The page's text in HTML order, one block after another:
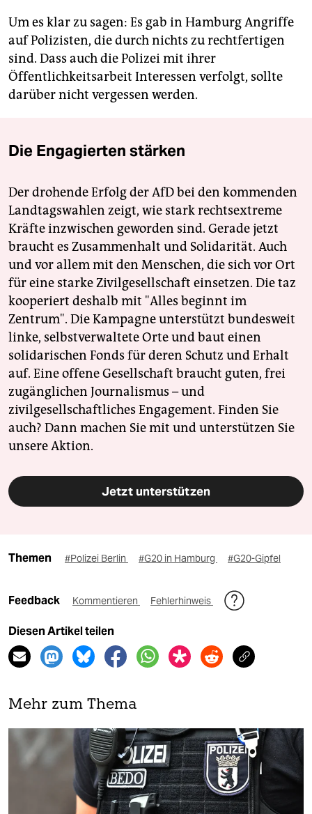
Um es klar zu sagen: Es gab in Hamburg Angriffe
auf Polizisten, die durch nichts zu rechtfertigen
sind. Dass auch die Polizei mit ihrer
Öffentlichkeitsarbeit Interessen verfolgt, sollte
darüber nicht vergessen werden.
Die Engagierten stärken
Der drohende Erfolg der AfD bei den kommenden
Landtagswahlen zeigt, wie stark rechtsextreme
Kräfte inzwischen geworden sind. Gerade jetzt
braucht es Zusammenhalt und Solidarität. Auch
und vor allem mit den Menschen, die sich vor Ort
für eine starke Zivilgesellschaft einsetzen. Die taz
kooperiert deshalb mit "Alles beginnt im
Zentrum". Die Kampagne unterstützt bundesweit
linke, selbstverwaltete Orte und baut einen
solidarischen Fonds für deren Schutz und Erhalt
auf. Eine offene Gesellschaft braucht guten, frei
zugänglichen Journalismus – und
zivilgesellschaftliches Engagement. Finden Sie
auch? Dann machen Sie mit und unterstützen Sie
unsere Aktion.
Jetzt unterstützen
Themen #Polizei Berlin #G20 in Hamburg #G20-Gipfel
Feedback Kommentieren Fehlerhinweis
Diesen Artikel teilen
Mehr zum Thema